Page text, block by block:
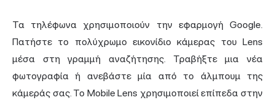
Τα τηλέφωνα χρησιμοποιούν την εφαρμογή Google.
Πατήστε το πολύχρωμο εικονίδιο κάμερας του Lens
μέσα στη γραμμή αναζήτησης. Τραβήξτε μια νέα
φωτογραφία ή ανεβάστε μία από το άλμπουμ της
κάμεράς σας. Το Mobile Lens χρησιμοποιεί επίπεδα στην